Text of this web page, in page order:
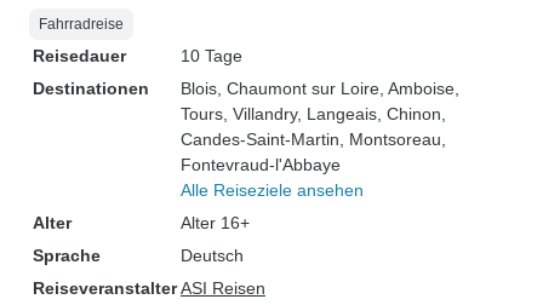
Fahrradreise
Reisedauer
10 Tage
Destinationen
Blois , Chaumont sur Loire , Amboise
Tours , Villandry, Langeais , Chinon
Candes-Saint-Martin , Montsoreau
Fontevraud-l'Abbaye
Alle Reiseziele ansehen
Alter
Alter 16+
Sprache
Deutsch
ReiseveranstalterASI Reisen